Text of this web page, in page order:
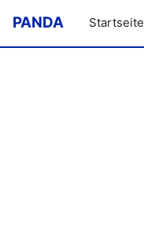
PANDA Startseite